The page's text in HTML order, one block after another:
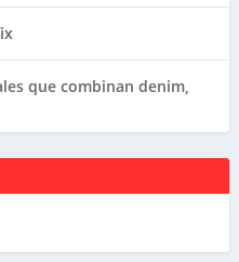
que combinan denim,